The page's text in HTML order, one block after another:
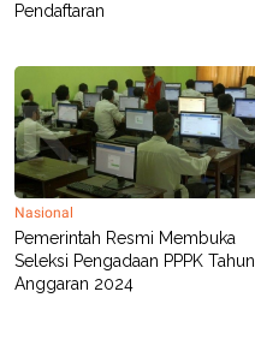
A
P
E
R
V
E
R
T
I
S
N
K
G
M
Pendaftaran
Nasional
Pemerintah Resmi Membuka
Seleksi Pengadaan PPPK Tahun
Anggaran 2024